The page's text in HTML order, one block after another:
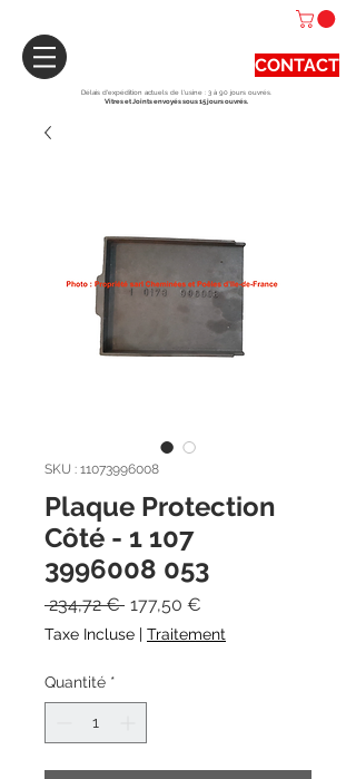
CONTACT
Délais d'expédition actuels de l'usine : 3 à 90 jours ouvrés.
Vitres et Joints envoyés sous 15 jours ouvrés.
SKU : 11073996008
Plaque Protection
Côté - 1 107
3996008 053
234,72 € Prix
original
177,50 €
promotionnel
Taxe Incluse | Traitement
Quantité *